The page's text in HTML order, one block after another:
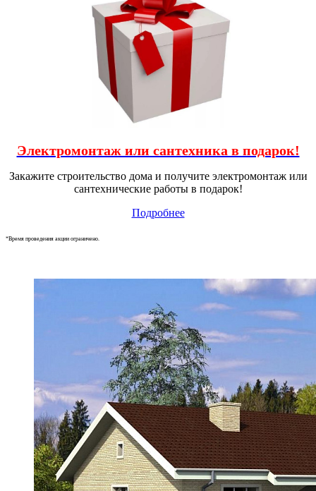
Электромонтаж или сантехника в подарок!
Закажите строительство дома и получите электромонтаж или
сантехнические работы в подарок!
Подробнее
*Время проведения акции ограничено.